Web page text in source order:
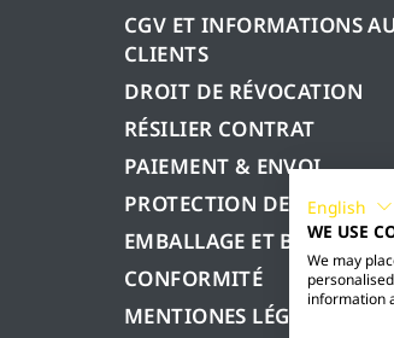
CGV ET INFORMATIONS
CLIENTS
DROIT DE RÉVOCATION
RÉSILIER CONTRAT
PAIEMENT & ENVOI
PROTECTION DES DONNÉES
EMBALLAGE ET BATTERIE
CONFORMITÉ
MENTIONES LÉGALES
English
WE USE
We may
information